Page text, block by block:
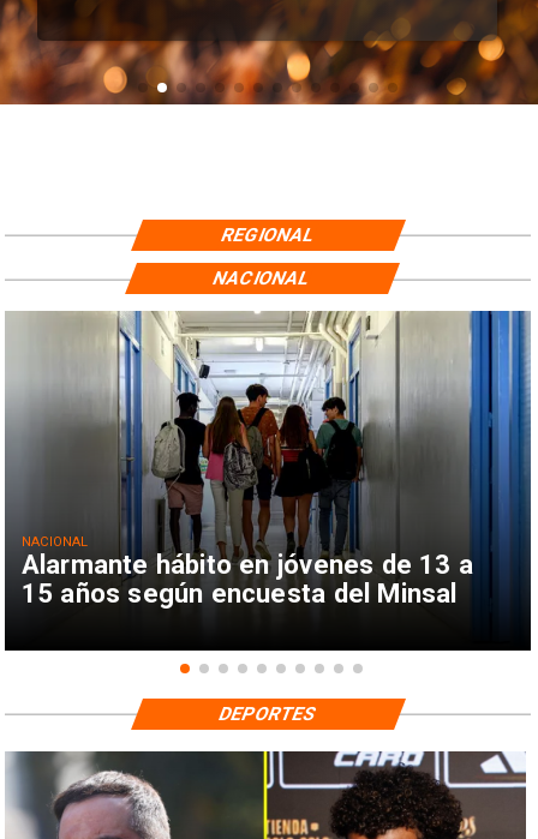
REGIONAL
Alarmante hábito en jóvenes de 13 a
15 años según encuesta del Minsal
NACIONAL
NACIONAL
DEPORTES